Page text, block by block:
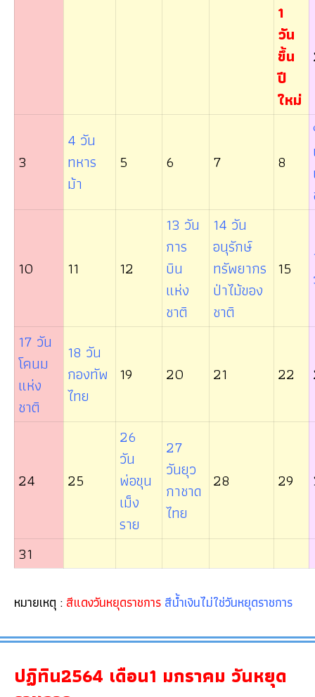
1
วัน
ขึ้น
ปี
ใหม่
3
4 วัน
ทหาร
ม้า
5 6 7 8
10 11 12
13 วัน
การ
บิน
แห่ง
ชาติ
14 วัน
อนุรักษ์
ทรัพยากร
ป่าไม้ของ
ชาติ
15
17 วัน
โคนม
แห่ง
ชาติ
18 วัน
กองทัพ
ไทย
19 20 21 22
24 25
26
วัน
พ่อขุน
เม็ง
ราย
27
วันยุว
กาชาด
ไทย
28 29
31
หมายเหตุ : สีแดงวันหยุดราชการ สีน้ำเงินไม่ใช่วันหยุดราชการ
ปฏิทิน2564 เดือน1 มกราคม วันหยุด